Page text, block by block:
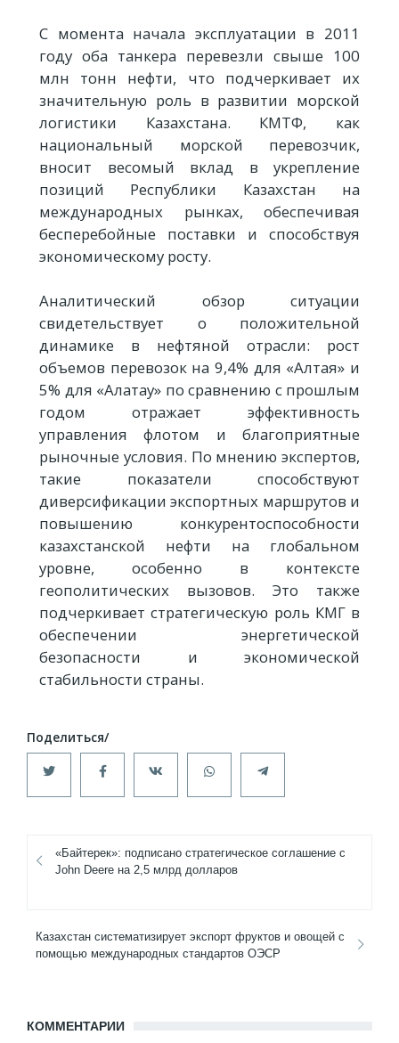
С момента начала эксплуатации в 2011
году оба танкера перевезли свыше 100
млн тонн нефти, что подчеркивает их
значительную роль в развитии морской
логистики Казахстана. КМТФ, как
национальный морской перевозчик,
вносит весомый вклад в укрепление
позиций Республики Казахстан на
международных рынках, обеспечивая
бесперебойные поставки и способствуя
экономическому росту.
Аналитический обзор ситуации
свидетельствует о положительной
динамике в нефтяной отрасли: рост
объемов перевозок на 9,4% для «Алтая» и
5% для «Алатау» по сравнению с прошлым
годом отражает эффективность
управления флотом и благоприятные
рыночные условия. По мнению экспертов,
такие показатели способствуют
диверсификации экспортных маршрутов и
повышению конкурентоспособности
казахстанской нефти на глобальном
уровне, особенно в контексте
геополитических вызовов. Это также
подчеркивает стратегическую роль КМГ в
обеспечении энергетической
безопасности и экономической
стабильности страны.
«Байтерек»: подписано стратегическое соглашение с
John Deere на 2,5 млрд долларов
Казахстан систематизирует экспорт фруктов и овощей с
помощью международных стандартов ОЭСР
КОММЕНТАРИИ